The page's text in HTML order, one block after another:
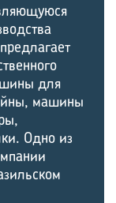
для
машины
Одно из